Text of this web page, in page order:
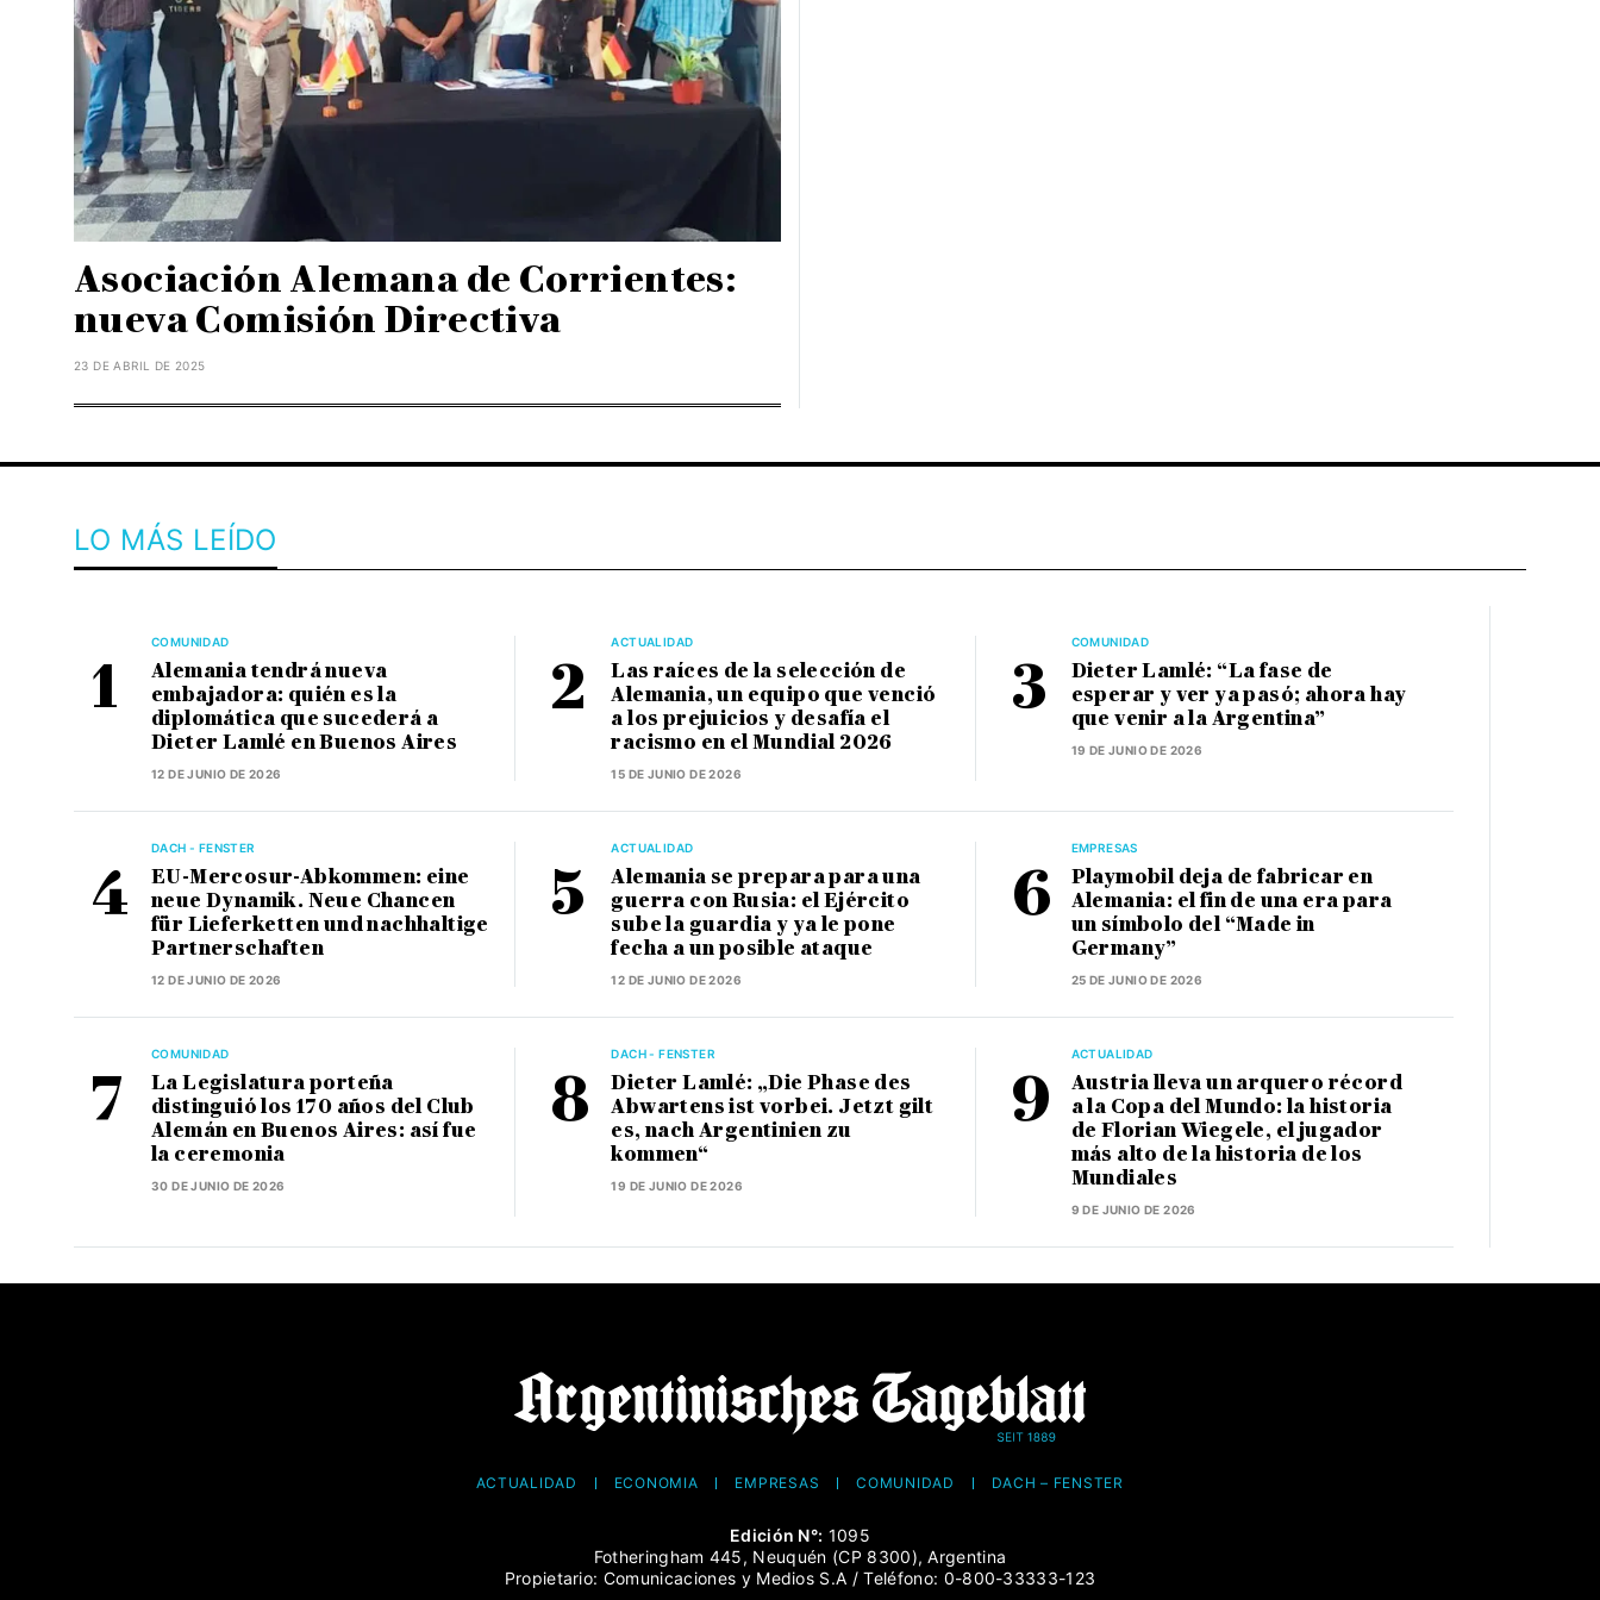
Asociación Alemana de Corrientes:
nueva Comisión Directiva
23 DE ABRIL DE 2025
LO MÁS LEÍDO
COMUNIDAD
Alemania tendrá nueva
embajadora: quién es la
diplomática que sucederá a
Dieter Lamlé en Buenos Aires
12 DE JUNIO DE 2026
ACTUALIDAD
Las raíces de la selección de
Alemania, un equipo que venció
a los prejuicios y desafía el
racismo en el Mundial 2026
15 DE JUNIO DE 2026
COMUNIDAD
Dieter Lamlé: “La fase de
esperar y ver ya pasó; ahora hay
que venir a la Argentina”
19 DE JUNIO DE 2026
DACH - FENSTER
EU-Mercosur-Abkommen: eine
neue Dynamik. Neue Chancen
für Lieferketten und nachhaltige
Partnerschaften
12 DE JUNIO DE 2026
ACTUALIDAD
Alemania se prepara para una
guerra con Rusia: el Ejército
sube la guardia y ya le pone
fecha a un posible ataque
12 DE JUNIO DE 2026
EMPRESAS
Playmobil deja de fabricar en
Alemania: el fin de una era para
un símbolo del “Made in
Germany”
25 DE JUNIO DE 2026
COMUNIDAD
La Legislatura porteña
distinguió los 170 años del Club
Alemán en Buenos Aires: así fue
la ceremonia
30 DE JUNIO DE 2026
DACH - FENSTER
Dieter Lamlé: „Die Phase des
Abwartens ist vorbei. Jetzt gilt
es, nach Argentinien zu
kommen“
19 DE JUNIO DE 2026
ACTUALIDAD
Austria lleva un arquero récord
a la Copa del Mundo: la historia
de Florian Wiegele, el jugador
más alto de la historia de los
Mundiales
9 DE JUNIO DE 2026
ACTUALIDAD ECONOMÍA EMPRESAS COMUNIDAD DACH – FENSTER
Edición N°: 1095
Fotheringham 445, Neuquén (CP 8300), Argentina
Propietario: Comunicaciones y Medios S.A / Teléfono: 0-800-33333-123